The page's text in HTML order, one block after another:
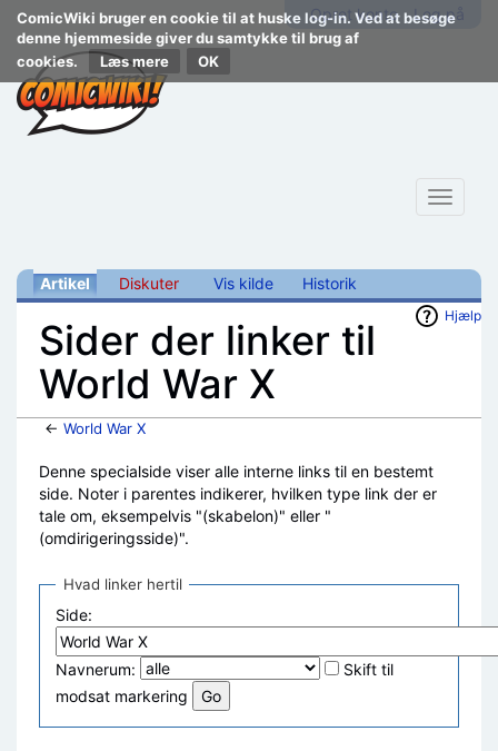
ComicWiki bruger en cookie til at huske log-in. Ved at besøge
denne hjemmeside giver du samtykke til brug af
cookies.
Læs mere
Opret konto Log på
Toggle
Artikel Diskuter Vis kilde Historik
Hjælp
Sider der linker til
World War X
← World War X
Denne specialside viser alle interne links til en bestemt
side. Noter i parentes indikerer, hvilken type link der er
tale om, eksempelvis "(skabelon)" eller "
(omdirigeringsside)".
Hvad linker hertil
Side:
Navnerum:
Skift til
modsat markering